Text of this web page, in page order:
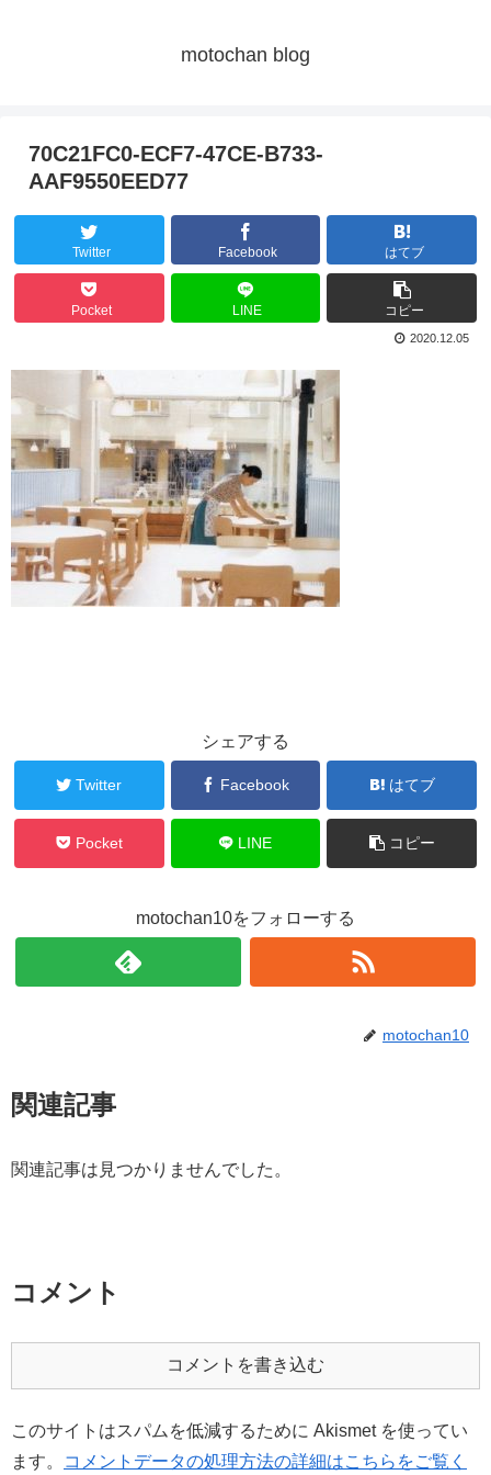
motochan blog
70C21FC0-ECF7-47CE-B733-
AAF9550EED77
Twitter Facebook はてブ
Pocket LINE コピー
2020.12.05
シェアする
Twitter Facebook はてブ
Pocket LINE コピー
motochan10をフォローする
motochan10
関連記事
関連記事は見つかりませんでした。
コメント
コメントを書き込む
このサイトはスパムを低減するために Akismet を使ってい
ます。
コメントデータの処理方法の詳細はこちらをご覧く